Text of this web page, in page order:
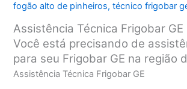
fogão alto de pinheiros,técnico frigobar
Assistência Técnica Frigobar GE
Você está precisando de
para seu Frigobar GE na região
Assistência Técnica Frigobar GE